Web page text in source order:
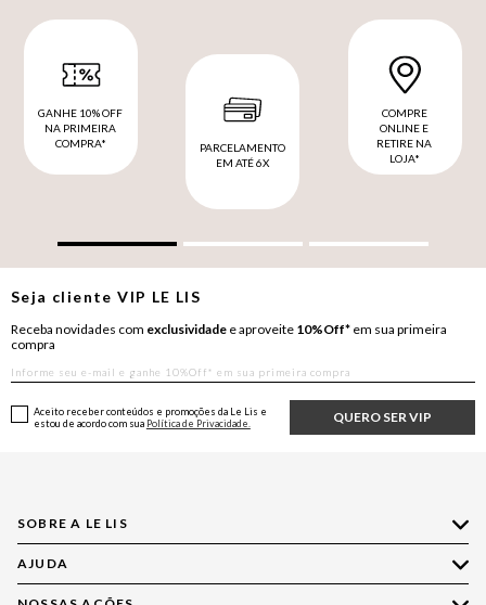
GANHE 10% OFF
NA PRIMEIRA
COMPRA*
PARCELAMENTO
EM ATÉ 6X
COMPRE
ONLINE E
RETIRE NA
LOJA*
Seja clienteVIP LE LIS
Receba novidades com exclusividade e aproveite 10%Off* em sua primeira
compra
QUERO SER VIP
Aceito receber conteúdos e promoções da Le Lis e
estou de acordo com sua Política de Privacidade.
SOBRE A LE LIS
Quem Somos
Nossas Lojas
AJUDA